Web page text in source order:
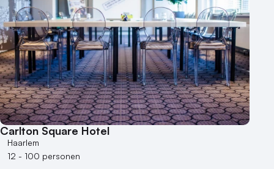
Carlton Square Hotel
Haarlem
12 - 100 personen